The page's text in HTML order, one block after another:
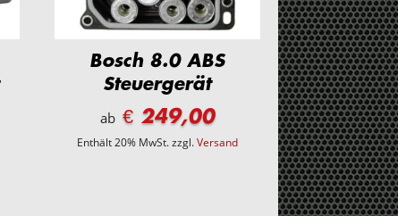
Bosch 8.0 ABS
Steuergerät
ab€ 249,00
Enthält 20% MwSt.zzgl.Versand